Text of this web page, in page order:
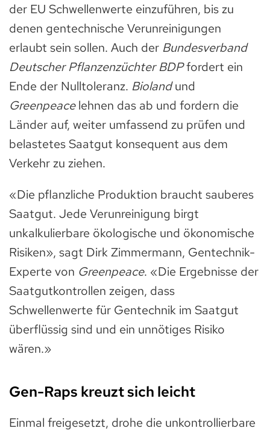
der EU Schwellenwerte einzuführen, bis zu
denen gentechnische Verunreinigungen
erlaubt sein sollen. Auch der Bundesverband
Deutscher Pflanzenzüchter BDPfordert ein
Ende der Nulltoleranz. Biolandund
Greenpeacelehnen das ab und fordern die
Länder auf, weiter umfassend zu prüfen und
belastetes Saatgut konsequent aus dem
Verkehr zu ziehen.
«Die pflanzliche Produktion braucht sauberes
Saatgut. Jede Verunreinigung birgt
unkalkulierbare ökologische und ökonomische
Risiken», sagt Dirk Zimmermann, Gentechnik-
Experte von Greenpeace. «Die Ergebnisse der
Saatgutkontrollen zeigen, dass
Schwellenwerte für Gentechnik im Saatgut
überflüssig sind und ein unnötiges Risiko
wären.»
Gen-Raps kreuzt sich leicht
Einmal freigesetzt, drohe die unkontrollierbare